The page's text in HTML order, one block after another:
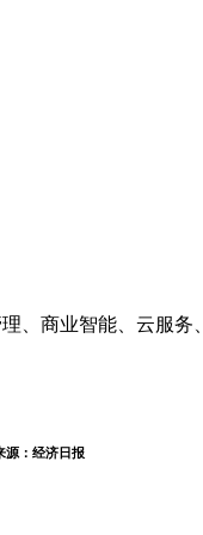
、商业智能、云服务
源： 经济日报